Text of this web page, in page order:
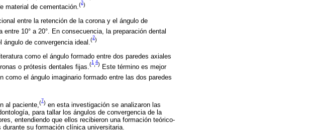
material de cementación.(2)
entre la retención de la corona y el ángulo de
10° a 20°. En consecuencia, la preparación dental
de convergencia ideal. (2)
como el ángulo formado entre dos paredes axiales
o prótesis dentales fijas. (1,4) Este término es mejor
como el ángulo imaginario formado entre las dos paredes
al paciente,(7) en esta investigación se analizaron las
para tallar los ángulos de convergencia de la
entendiendo que ellos recibieron una formación teórico-
su formación clínica universitaria.